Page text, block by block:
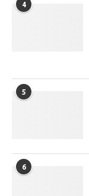
4
5
6